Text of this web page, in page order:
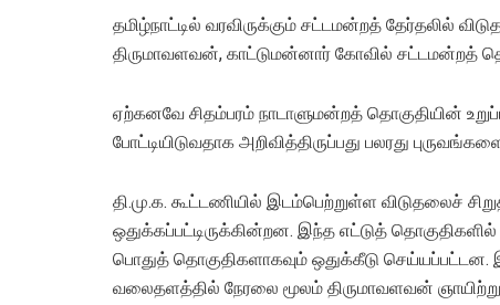
தமிழ்நாட்டில் வரவிருக்கும் சட்டமன்றத் தேர்தலில்
திருமாவளவன், காட்டுமன்னார் கோவில் சட்டமன்றத்
ஏற்கனவே சிதம்பரம் நாடாளுமன்றத் தொகுதியின்
போட்டியிடுவதாக அறிவித்திருப்பது பலரது
தி.மு.க. கூட்டணியில் இடம்பெற்றுள்ள விடுதலைச்
ஒதுக்கப்பட்டிருக்கின்றன. இந்த எட்டுத்
பொதுத் தொகுதிகளாகவும் ஒதுக்கீடு
வலைதளத்தில் நேரலை மூலம் திருமாவளவன்